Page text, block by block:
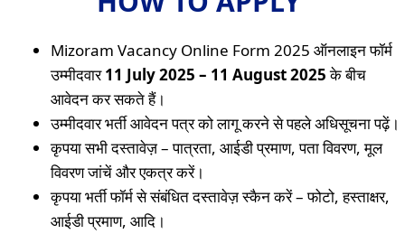
Mizoram Vacancy Online Form 2025 ऑनलाइन फॉर्म
उम्मीदवार11 July 2025 – 11 August 2025के बीच
आवेदन कर सकते हैं।
उम्मीदवार भर्ती आवेदन पत्र को लागू करने से पहले अधिसूचना पढ़ें।
कृपया सभी दस्तावेज़ – पात्रता, आईडी प्रमाण, पता विवरण, मूल
विवरण जांचें और एकत्र करें।
कृपया भर्ती फॉर्म से संबंधित दस्तावेज़ स्कैन करें – फोटो, हस्ताक्षर,
आईडी प्रमाण, आदि।